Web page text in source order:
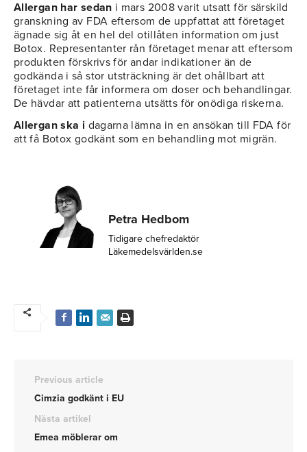
Allergan har sedan i mars 2008 varit utsatt för särskild
granskning av FDA eftersom de uppfattat att företaget
ägnade sig åt en hel del otillåten information om just
Botox. Representanter rån företaget menar att eftersom
produkten förskrivs för andar indikationer än de
godkända i så stor utsträckning är det ohållbart att
företaget inte får informera om doser och behandlingar.
De hävdar att patienterna utsätts för onödiga riskerna.
Allergan ska i dagarna lämna in en ansökan till FDA för
att få Botox godkänt som en behandling mot migrän.
Petra Hedbom
Tidigare chefredaktör
Läkemedelsvärlden.se
Previous article
Cimzia godkänt i EU
Nästa artikel
Emea möblerar om